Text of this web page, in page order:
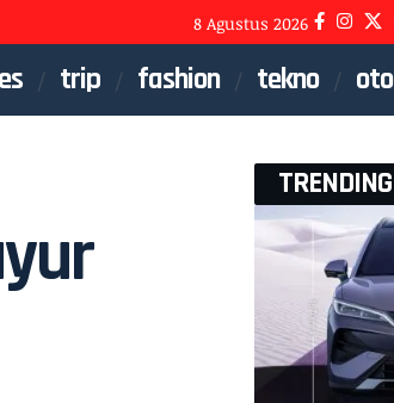
8 Agustus 2026
trip fashion tekno oto
TRENDING